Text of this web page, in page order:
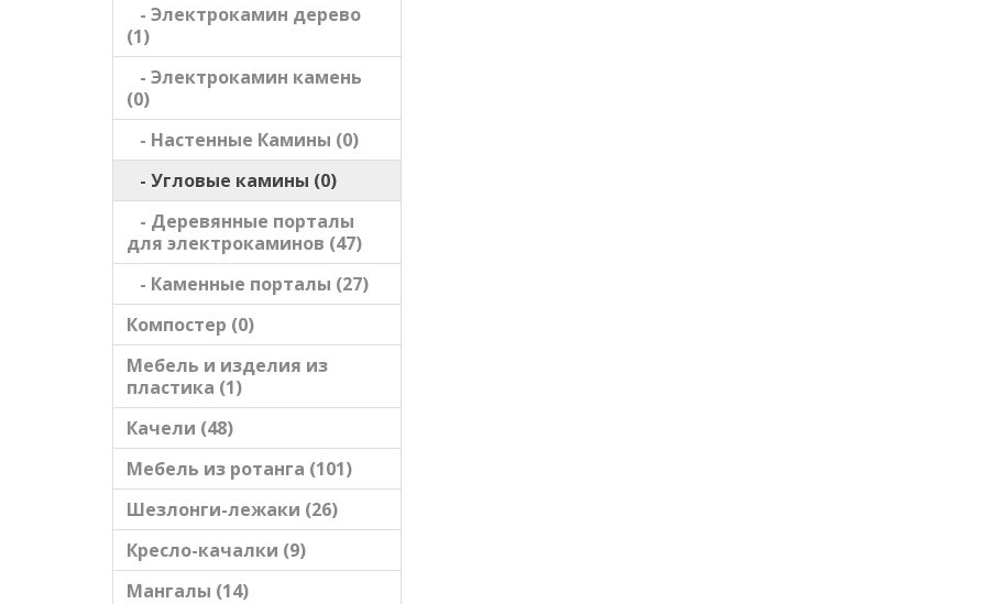
- Электрокамин дерево
(1)
- Электрокамин камень
(0)
- Настенные Камины (0)
- Угловые камины (0)
- Деревянные порталы
для электрокаминов (47)
- Каменные порталы (27)
Компостер (0)
Мебель и изделия из
пластика (1)
Качели (48)
Мебель из ротанга (101)
Шезлонги-лежаки (26)
Кресло-качалки (9)
Мангалы (14)